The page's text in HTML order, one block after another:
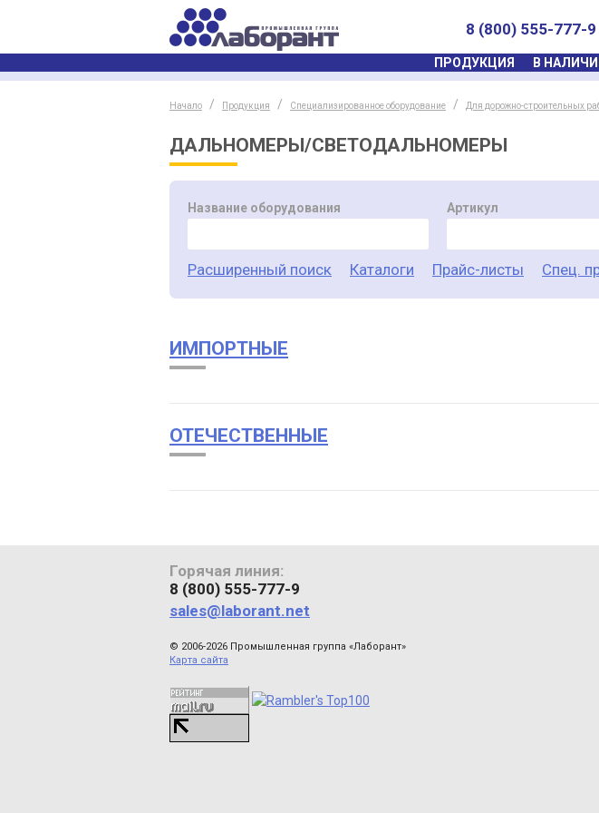
8 (800) 555-777-9
ПРОДУКЦИЯ В
Начало Продукция Специализированное оборудование Для дорожно-строительных
ДАЛЬНОМЕРЫ/СВЕТОДАЛЬНОМЕРЫ
Название оборудования
Артикул
Расширенный поиск Каталоги Прайс-листы Спец.
ИМПОРТНЫЕ
ОТЕЧЕСТВЕННЫЕ
Горячая линия:
8 (800) 555-777-9
sales@laborant.net
© 2006-2026 Промышленная группа «Лаборант»
Карта сайта